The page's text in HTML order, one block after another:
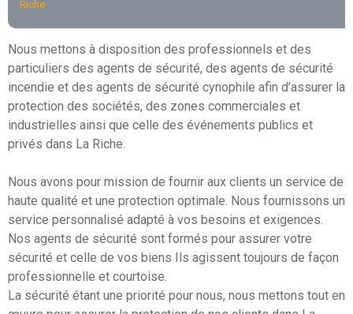
Riche
Nous mettons à disposition des professionnels et des
particuliers des agents de sécurité, des agents de sécurité
incendie et des agents de sécurité cynophile afin d’assurer la
protection des sociétés, des zones commerciales et
industrielles ainsi que celle des événements publics et
privés dans La Riche.
Nous avons pour mission de fournir aux clients un service de
haute qualité et une protection optimale. Nous fournissons un
service personnalisé adapté à vos besoins et exigences.
Nos agents de sécurité sont formés pour assurer votre
sécurité et celle de vos biens Ils agissent toujours de façon
professionnelle et courtoise.
La sécurité étant une priorité pour nous, nous mettons tout en